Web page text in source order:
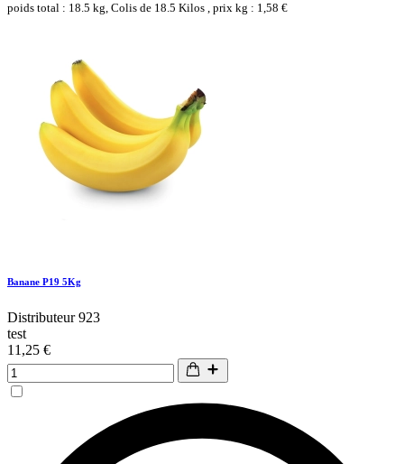
poids total : 18.5 kg, Colis de 18.5 Kilos , prix kg : 1,58 €
Banane P19 5Kg
Distributeur 923
test
11,25 €